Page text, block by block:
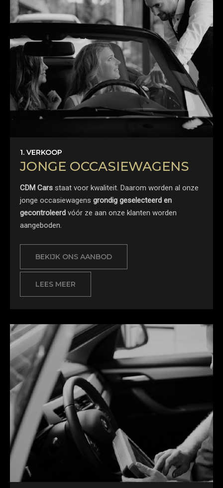
1. VERKOOP
JONGE OCCASIEWAGENS
CDM Cars staat voor kwaliteit. Daarom worden al onze
jonge occasiewagens grondig geselecteerd en
gecontroleerd vóór ze aan onze klanten worden
aangeboden.
BEKIJK ONS AANBOD
LEES MEER